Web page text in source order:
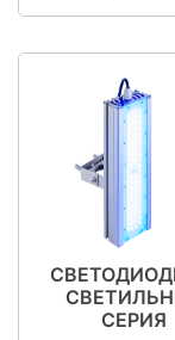
СЕРИЯ